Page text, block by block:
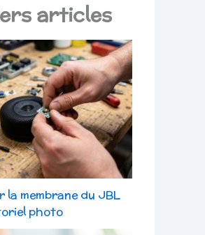
articles
la membrane du JBL
photo